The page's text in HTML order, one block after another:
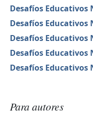
Desafíos Educativos
Desafíos Educativos
Desafíos Educativos
Desafíos Educativos
Desafíos Educativos
Para autores